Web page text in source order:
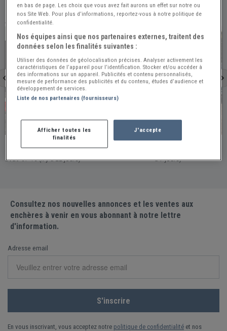
À VOIR ÉGALEMENT
PRO
Saint-Pryve-Saint-Mesmin
MINI 1000 - 1981
France - SAINT-PRYVE-SAINT-MESMIN / Publiée le
2026-07-16 (Il y a 22 jours)
PRO
Versailles
MINI 1000 - 1971
a 7 jours)
Consultez nos nouvelles annonces et les ventes aux
enchères à venir en vous abonnant à notre lettre
d'information.
Adresse email
En vous inscrivant, vous acceptez notre politique de confidentialité et nos
en bas de page. Les choix que vous avez fait aurons un effet sur notre ou
nos Site Web. Pour plus d’informations, reportez-vous à notre politique de
confidentialité.
Nos équipes ainsi que nos partenaires externes, traitent des
données selon les finalités suivantes :
Utiliser des données de géolocalisation précises. Analyser activement les
caractéristiques de l’appareil pour l’identification. Stocker et/ou accéder à
des informations sur un appareil. Publicités et contenu personnalisés,
mesure de performance des publicités et du contenu, études d’audience et
développement de services.
Liste de nos partenaires (fournisseurs)
Afficher toutes les
finalités
J'accepte